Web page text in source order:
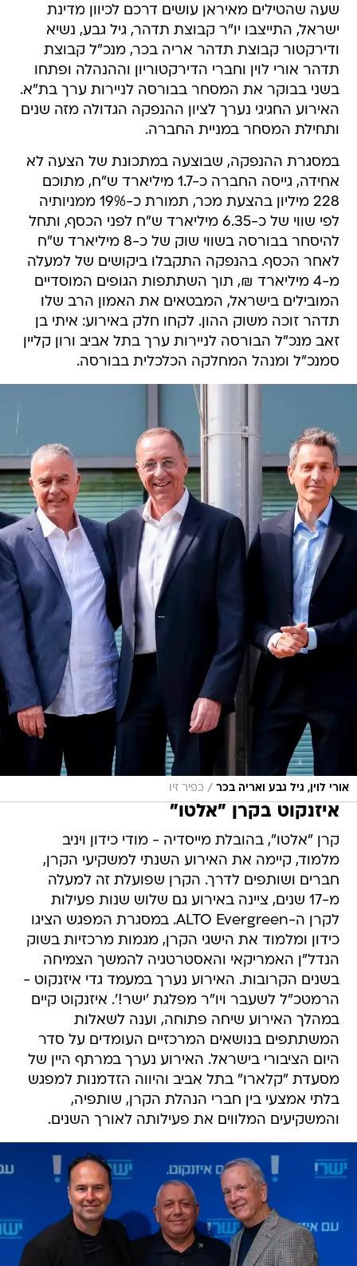
שעה שהטילים מאיראן עושים דרכם לכיוון מדינת
ישראל, התייצבו יו"ר קבוצת תדהר, גיל גבע, נשיא
ודירקטור קבוצת תדהר אריה בכר, מנכ"ל קבוצת
תדהר אורי לוין וחברי הדירקטוריון וההנהלה ופתחו
בשני בבוקר את המסחר בבורסה לניירות ערך בת"א.
האירוע החגיגי נערך לציון ההנפקה הגדולה מזה שנים
ותחילת המסחר במניית החברה.
במסגרת ההנפקה, שבוצעה במתכונת של הצעה לא
אחידה, גייסה החברה כ-1.7 מיליארד ש"ח, מתוכם
228 מיליון בהצעת מכר, תמורת כ-19% ממניותיה
לפי שווי של כ-6.35 מיליארד ש"ח לפני הכסף, ותחל
להיסחר בבורסה בשווי שוק של כ-8 מיליארד ש"ח
לאחר הכסף. בהנפקה התקבלו ביקושים של למעלה
מ-4 מיליארד ₪, תוך השתתפות הגופים המוסדיים
המובילים בישראל, המבטאים את האמון הרב שלו
תדהר זוכה משוק ההון. לקחו חלק באירוע: איתי בן
זאב מנכ"ל הבורסה לניירות ערך בתל אביב ורון קליין
סמנכ"ל ומנהל המחלקה הכלכלית בבורסה.
אורי לוין, גיל גבע ואריה בכר / כפיר זיו
איזנקוט בקרן "אלטו"
קרן "אלטו", בהובלת מייסדיה - מודי כידון ויניב
מלמוד, קיימה את האירוע השנתי למשקיעי הקרן,
חברים ושותפים לדרך. הקרן שפועלת זה למעלה
מ-17 שנים, ציינה באירוע גם שלוש שנות פעילות
לקרן ה-ALTO Evergreen. במסגרת המפגש הציגו
כידון ומלמוד את הישגי הקרן, מגמות מרכזיות בשוק
הנדל"ן האמריקאי והאסטרטגיה להמשך הצמיחה
בשנים הקרובות. האירוע נערך במעמד גדי איזנקוט -
הרמטכ"ל לשעבר ויו"ר מפלגת 'ישר!'. איזנקוט קיים
במהלך האירוע שיחה פתוחה, וענה לשאלות
המשתתפים בנושאים המרכזיים העומדים על סדר
היום הציבורי בישראל. האירוע נערך במרתף היין של
מסעדת "קלארו" בתל אביב והיווה הזדמנות למפגש
בלתי אמצעי בין חברי הנהלת הקרן, שותפיה,
והמשקיעים המלווים את פעילותה לאורך השנים.